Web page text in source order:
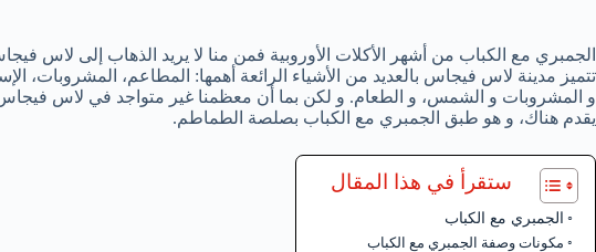
الجمبري مع الكباب من أشهر الأكلات الأوروبية فمن منا لا يريد الذهاب إلى لاس
تتميز مدينة لاس فيجاس بالعديد من الأشياء الرائعة أهمها: المطاعم، المشروبات،
و المشروبات و الشمس، و الطعام. و لكن بما أن معظمنا غير متواجد في لاس فيجاس
يقدم هناك، و هو طبق الجمبري مع الكباب بصلصة الطماطم.
ستقرأ في هذا المقال
الجمبري مع الكباب
مكونات وصفة الجمبري مع الكباب